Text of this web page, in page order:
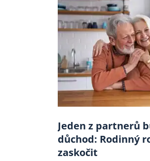
Jeden z partnerů
důchod: Rodinný
zaskočit